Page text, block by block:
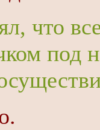
что
под